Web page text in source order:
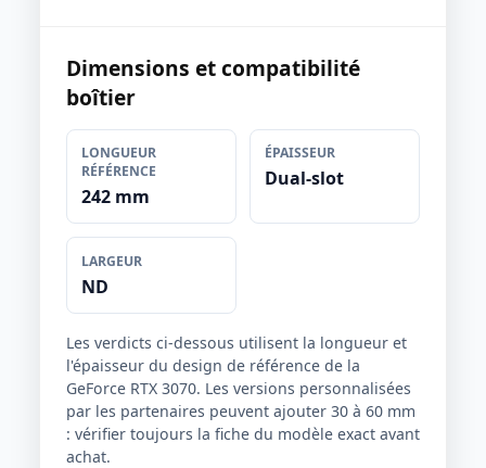
Dimensions et compatibilité
boîtier
LONGUEUR
RÉFÉRENCE
242 mm
ÉPAISSEUR
Dual-slot
LARGEUR
ND
Les verdicts ci-dessous utilisent la longueur et
l'épaisseur du design de référence de la
GeForce RTX 3070. Les versions personnalisées
par les partenaires peuvent ajouter 30 à 60 mm
: vérifier toujours la fiche du modèle exact avant
achat.